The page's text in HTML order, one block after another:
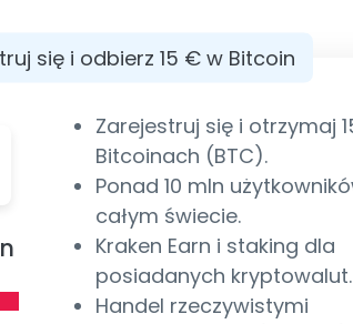
się i odbierz 15 € w Bitcoin
Zarejestruj się i otrzymaj
Bitcoinach (BTC).
Ponad 10 mln
całym świecie.
Kraken Earn i staking dla
posiadanych kryptowalut.
Handel rzeczywistymi